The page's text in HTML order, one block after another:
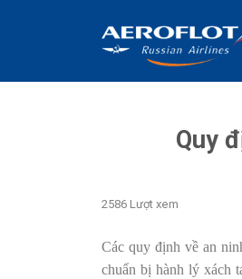
dung
Quy
2586 Lượt xem
Các quy định về an
chuẩn bị hành lý xách